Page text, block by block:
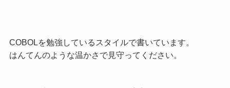
COBOLを勉強しているスタイルで書いています。
はんてんのような温かさで見守ってください。